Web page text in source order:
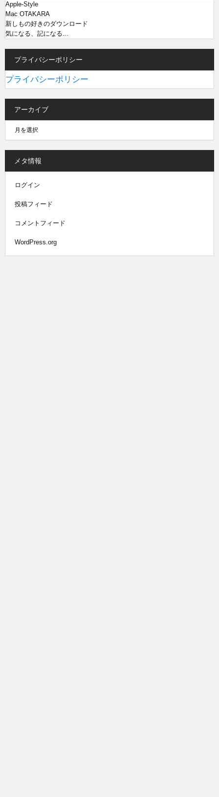
Apple-Style
Mac OTAKARA
新しもの好きのダウンロード
気になる、記になる…
プライバシーポリシー
プライバシーポリシー
アーカイブ
メタ情報
ログイン
投稿フィード
コメントフィード
WordPress.org